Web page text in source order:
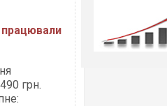
працювали
грн.